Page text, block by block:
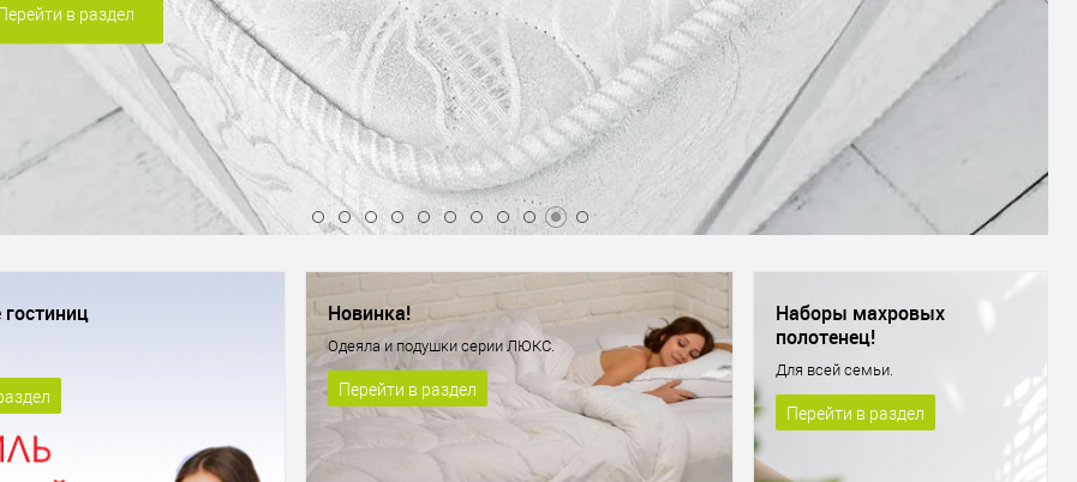
круглосуточно
в раздел
Новинка!
Одеяла и подушки серии ЛЮКС.
Перейти в раздел
Наборы махровых
полотенец!
Для всей семьи.
Перейти в раздел